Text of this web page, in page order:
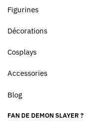
Figurines
Décorations
Cosplays
Accessories
Blog
FAN DE DEMON SLAYER ?